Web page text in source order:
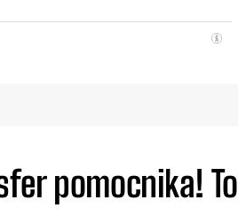
pomocnika! To